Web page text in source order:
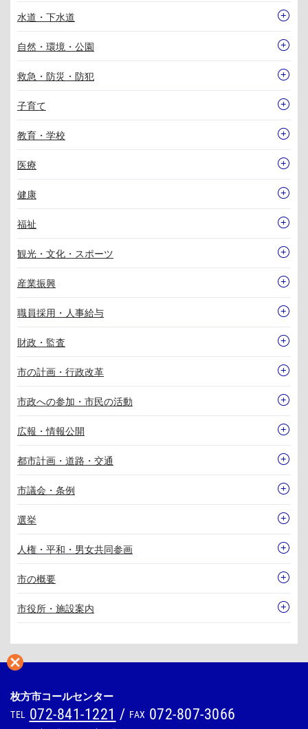
水道・下水道
自然・環境・公園
救急・防災・防犯
子育て
教育・学校
医療
健康
福祉
観光・文化・スポーツ
産業振興
職員採用・人事給与
財政・監査
市の計画・行政改革
市政への参加・市民の活動
広報・情報公開
都市計画・道路・交通
市議会・条例
選挙
人権・平和・男女共同参画
市の概要
市役所・施設案内
枚方市コールセンター
TEL 072-841-1221 / FAX 072-807-3066